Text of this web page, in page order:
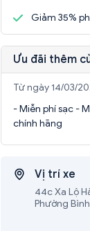
Giảm 35%
Ưu đãi thêm
Từ ngày 14/03/
- Miễn phí sạc -
chính hãng
Vị trí xe
44c Xa Lộ
Phường